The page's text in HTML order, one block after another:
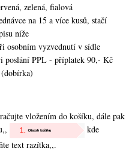
zelená, fialová
na 15 a více kusů, stačí
níže
osobním vyzvednutí v sídle
poslání PPL - příplatek 90,- Kč
vložením do košíku, dále pak
kde
text razítka,,.